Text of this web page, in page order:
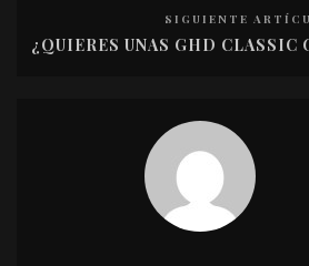
SIGUIENTE
¿QUIERES UNAS GHD CLASSIC